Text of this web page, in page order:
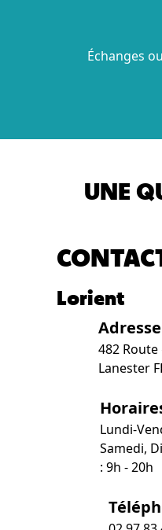
Échanges
UNE
Lorient
Adresse
482 Route
Lanester
Lundi-
Samedi,
: 9h - 20h